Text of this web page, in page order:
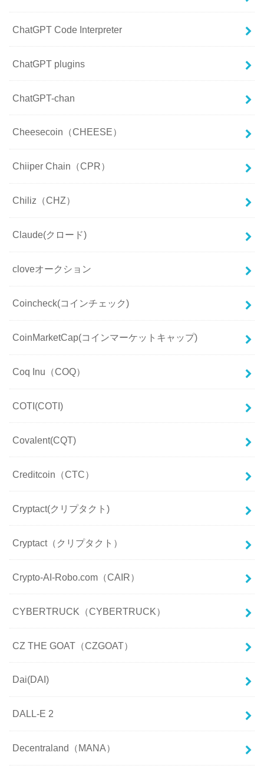
ChatGPT Code Interpreter
ChatGPT plugins
ChatGPT-chan
Cheesecoin（CHEESE）
Chiiper Chain（CPR）
Chiliz（CHZ）
Claude(クロード)
cloveオークション
Coincheck(コインチェック)
CoinMarketCap(コインマーケットキャップ)
Coq Inu（COQ）
COTI(COTI)
Covalent(CQT)
Creditcoin（CTC）
Cryptact(クリプタクト)
Cryptact（クリプタクト）
Crypto-AI-Robo.com（CAIR）
CYBERTRUCK（CYBERTRUCK）
CZ THE GOAT（CZGOAT）
Dai(DAI)
DALL-E 2
Decentraland（MANA）